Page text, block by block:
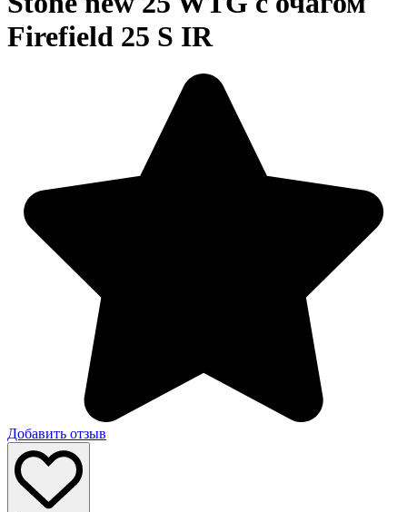
Firefield 25 S IR
Добавить отзыв